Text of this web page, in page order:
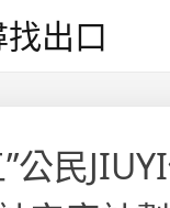
出口
公民